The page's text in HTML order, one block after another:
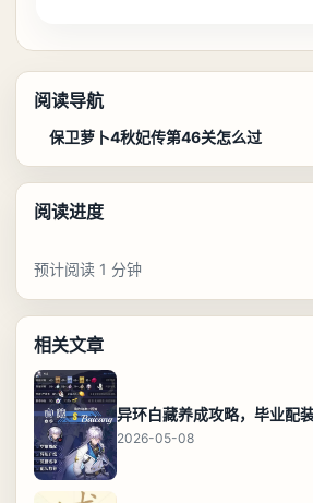
阅读导航
保卫萝卜4秋妃传第46关怎么过
阅读进度
预计阅读 1 分钟
相关文章
2026-05-08